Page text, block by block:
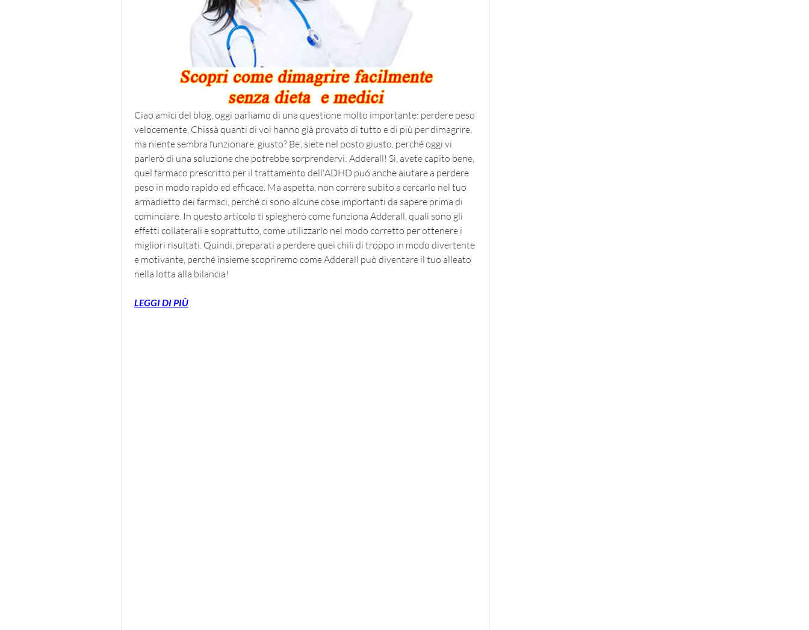
Ciao amici del blog, oggi parliamo di una questione molto importante: perdere peso
velocemente. Chissà quanti di voi hanno già provato di tutto e di più per dimagrire,
ma niente sembra funzionare, giusto? Be', siete nel posto giusto, perché oggi vi
parlerò di una soluzione che potrebbe sorprendervi: Adderall! Sì, avete capito bene,
quel farmaco prescritto per il trattamento dell'ADHD può anche aiutare a perdere
peso in modo rapido ed efficace. Ma aspetta, non correre subito a cercarlo nel tuo
armadietto dei farmaci, perché ci sono alcune cose importanti da sapere prima di
cominciare. In questo articolo ti spiegherò come funziona Adderall, quali sono gli
effetti collaterali e soprattutto, come utilizzarlo nel modo corretto per ottenere i
migliori risultati. Quindi, preparati a perdere quei chili di troppo in modo divertente
e motivante, perché insieme scopriremo come Adderall può diventare il tuo alleato
nella lotta alla bilancia!
LEGGI DI PIÙ